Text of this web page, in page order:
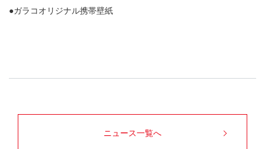
●ガラコオリジナル携帯壁紙
ニュース一覧へ